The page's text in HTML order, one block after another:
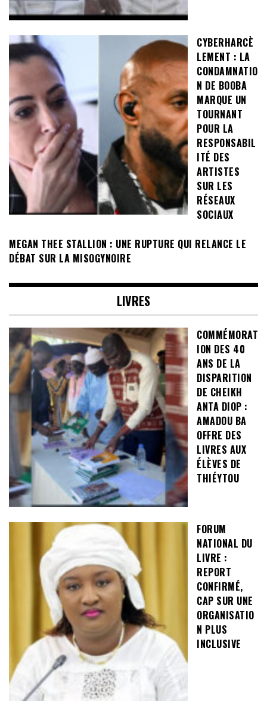
CYBERHARCÈ
LEMENT : LA
CONDAMNATIO
N DE BOOBA
MARQUE UN
TOURNANT
POUR LA
RESPONSABIL
ITÉ DES
ARTISTES
SUR LES
RÉSEAUX
SOCIAUX
MEGAN THEE STALLION : UNE RUPTURE QUI RELANCE LE
DÉBAT SUR LA MISOGYNOIRE
LIVRES
COMMÉMORAT
ION DES 40
ANS DE LA
DISPARITION
DE CHEIKH
ANTA DIOP :
AMADOU BA
OFFRE DES
LIVRES AUX
ÉLÈVES DE
THIÉYTOU
FORUM
NATIONAL DU
LIVRE :
REPORT
CONFIRMÉ,
CAP SUR UNE
ORGANISATIO
N PLUS
INCLUSIVE